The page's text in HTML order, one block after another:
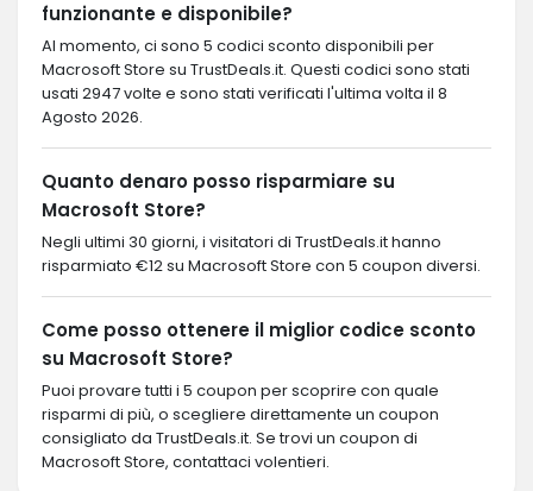
funzionante e disponibile?
Al momento, ci sono 5 codici sconto disponibili per
Macrosoft Store su TrustDeals.it. Questi codici sono stati
usati 2947 volte e sono stati verificati l'ultima volta il 8
Agosto 2026.
Quanto denaro posso risparmiare su
Macrosoft Store?
Negli ultimi 30 giorni, i visitatori di TrustDeals.it hanno
risparmiato €12 su Macrosoft Store con 5 coupon diversi.
Come posso ottenere il miglior codice sconto
su Macrosoft Store?
Puoi provare tutti i 5 coupon per scoprire con quale
risparmi di più, o scegliere direttamente un coupon
consigliato da TrustDeals.it. Se trovi un coupon di
Macrosoft Store, contattaci volentieri.